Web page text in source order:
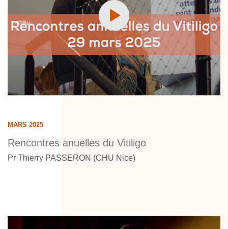
MARS 2025
Rencontres anuelles du Vitiligo
Pr Thierry PASSERON (CHU Nice)